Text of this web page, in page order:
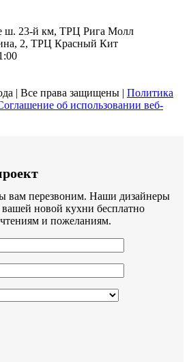
ш. 23-й км, ТРЦ Рига Молл
2, ТРЦ Красный Кит
| Все права защищены | Политика
об использовании веб-
вам перезвоним. Наши дизайнеры
вашей новой кухни бесплатно
и пожеланиям.